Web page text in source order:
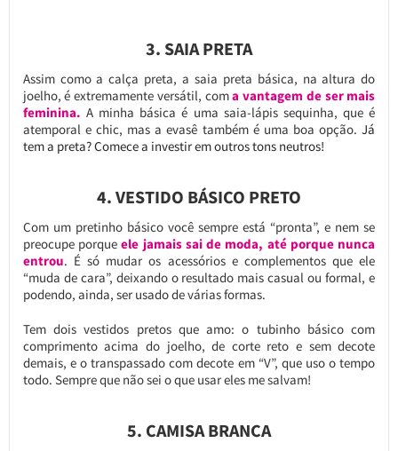
3. SAIA PRETA
Assim como a calça preta, a saia preta básica, na altura do
joelho, é extremamente versátil, coma vantagem de ser mais
feminina. A minha básica é uma saia-lápis sequinha, que é
atemporal e chic, mas a evasê também é uma boa opção.Já
tem a preta? Comece a investir em outros tons neutros!
4. VESTIDO BÁSICO PRETO
Com um pretinho básico você sempre está “pronta”, e nem se
preocupe porqueele jamais sai de moda, até porque nunca
entrou. É só mudar os acessórios e complementos que ele
“muda de cara”, deixando o resultado mais casual ou formal, e
podendo, ainda, ser usado de várias formas.
Tem dois vestidos pretos que amo: o tubinho básico com
comprimento acima do joelho, de corte reto e sem decote
demais, e o transpassado com decote em “V”, que uso o tempo
todo. Sempre que não sei o que usar eles me salvam!
5. CAMISA BRANCA